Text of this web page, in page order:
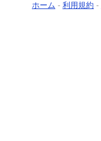
ホーム - 利用規約 -